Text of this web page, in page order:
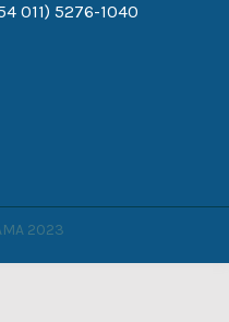
011) 5276-1040
2023